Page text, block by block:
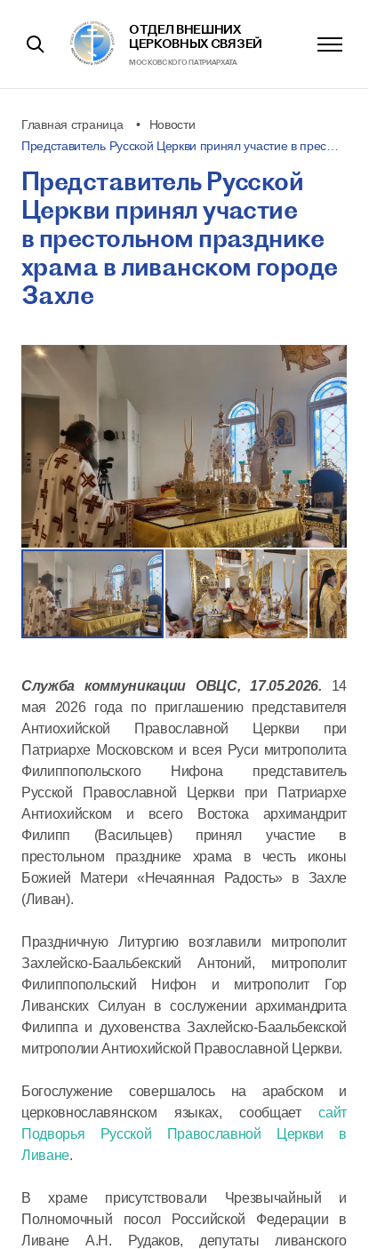
ОТДЕЛ ВНЕШНИХ
ЦЕРКОВНЫХ СВЯЗЕЙ
МОСКОВСКОГО ПАТРИАРХАТА
Главная страница
Новости
Представитель Русской Церкви принял участие в прес…
Представитель Русской
Церкви принял участие
в престольном празднике
храма в ливанском городе
Захле
Служба коммуникации ОВЦС, 17.05.2026. 14
мая 2026 года по приглашению представителя
Антиохийской Православной Церкви при
Патриархе Московском и всея Руси митрополита
Филиппопольского Нифона представитель
Русской Православной Церкви при Патриархе
Антиохийском и всего Востока архимандрит
Филипп (Васильцев) принял участие в
престольном празднике храма в честь иконы
Божией Матери «Нечаянная Радость» в Захле
(Ливан).
Праздничную Литургию возглавили митрополит
Захлейско-Баальбекский Антоний, митрополит
Филиппопольский Нифон и митрополит Гор
Ливанских Силуан в сослужении архимандрита
Филиппа и духовенства Захлейско-Баальбекской
митрополии Антиохийской Православной Церкви.
Богослужение совершалось на арабском и
церковнославянском языках, сообщаетсайт
Подворья Русской Православной Церкви в
Ливане.
В храме присутствовали Чрезвычайный и
Полномочный посол Российской Федерации в
Ливане А.Н. Рудаков, депутаты ливанского